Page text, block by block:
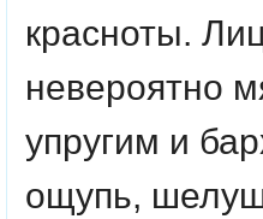
красноты.
невероятно
упругим и
ощупь,